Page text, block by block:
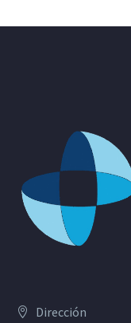
Dirección